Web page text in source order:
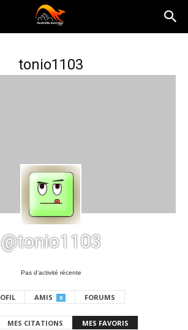
tonio1103
@tonio1103
Pas d’activité récente
AMIS 0 FORUMS
MES CITATIONS MES FAVORIS